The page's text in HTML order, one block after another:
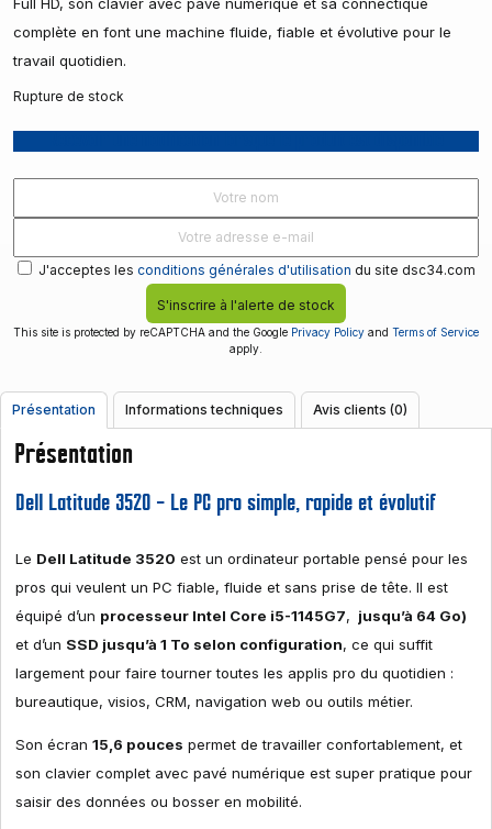
complète en font une machine fluide, fiable et évolutive pour le
travail quotidien.
Rupture de stock
J'acceptes les conditions générales d'utilisation du site dsc34.com
S'inscrire à l'alerte de stock
This site is protected by reCAPTCHA and the Google Privacy Policy and Terms of Service
apply.
Présentation Informations techniques Avis clients (0)
Présentation
Dell Latitude 3520 – Le PC pro simple, rapide et évolutif
Le Dell Latitude 3520 est un ordinateur portable pensé pour les
pros qui veulent un PC fiable, fluide et sans prise de tête. Il est
équipé d’un processeur Intel Core i5-1145G7, jusqu’à 64 Go)
et d’un SSD jusqu’à 1 To selon configuration, ce qui suffit
largement pour faire tourner toutes les applis pro du quotidien :
bureautique, visios, CRM, navigation web ou outils métier.
Son écran15,6 pouces permet de travailler confortablement, et
son clavier complet avec pavé numérique est super pratique pour
saisir des données ou bosser en mobilité.